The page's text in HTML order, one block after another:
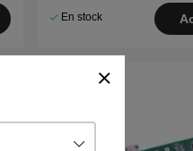
En stock